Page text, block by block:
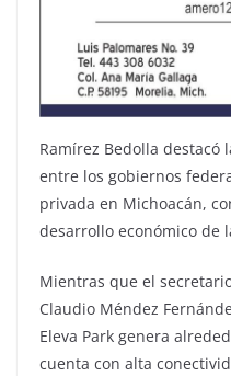
Ramírez Bedolla
entre los gobiernos
privada en Michoacán,
desarrollo económico de
Mientras que el
Claudio Méndez
Eleva Park genera
cuenta con alta